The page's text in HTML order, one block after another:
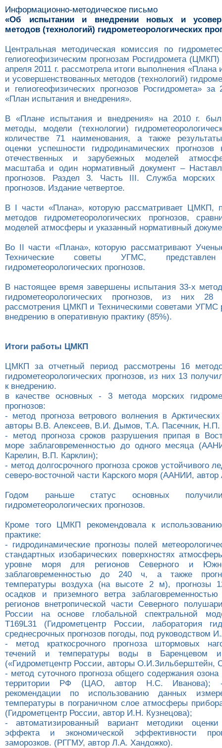
Информационно-методическое письмо
«Об испытании и внедрении новых и
методов (технологий) гидрометеорологических
Центральная методическая комиссия по
гелиогеофизическим прогнозам Росгидромета
апреля 2011 г. рассмотрела итоги выполнения «Плана
и усовершенствованных методов (технологий)
и гелиогеофизических прогнозов Росгидромета»
«План испытания и внедрения».
В «Плане испытания и внедрения» на 2010 г.
методы, модели (технологии)
количестве 71 наименования, а также
оценки успешности гидродинамических
отечественных и зарубежных моделей
масштаба и один нормативный документ –
прогнозов. Раздел 3. Часть III. Служба морских
прогнозов. Издание четвертое.
В I части «Плана», которую рассматривает ЦМКП,
методов гидрометеорологических прогнозов,
моделей атмосферы и указанный нормативный
Во II части «Плана», которую рассматривают
Технические советы УГМС,
гидрометеорологических прогнозов.
В настоящее время завершены испытания 33-х
гидрометеорологических прогнозов, из них 28
рассмотрения ЦМКП и Техническими советами УГМС
внедрению в оперативную практику (85%).
Итоги работы ЦМКП
ЦМКП за отчетный период рассмотрены 16
гидрометеорологических прогнозов, из них 13
к внедрению.
в качестве основных - 3 метода морских
прогнозов:
- метод прогноза ветрового волнения в
авторы В.В. Алексеев, В.И. Дымов, Т.А. Пасечник, Н.П.
- метод прогноза сроков разрушения припая в
море заблаговременностью до одного месяца
Карелин, В.П. Карклин);
- метод долгосрочного прогноза сроков устойчивого
северо-восточной части Карского моря (ААНИИ, автор
Годом раньше статус основных
гидрометеорологических прогнозов.
Кроме того ЦМКП рекомендовала к
практике:
- гидродинамические прогнозы полей
стандартных изобарических поверхностях
уровне моря для регионов Северного и
заблаговременностью до 240 ч, а также
температуры воздуха (на высоте 2 м), прогнозы
осадков и приземного ветра
регионов внетропической части Северного
России на основе глобальной спектральной
T169L31 (Гидрометцентр России, лаборатория
среднесрочных прогнозов погоды, под руководством
- метод краткосрочного прогноза штормовых
течений и температуры воды в Баренцевом
(«Гидрометцентр России, авторы О.И.Зильберштейн,
- метод суточного прогноза общего содержания
территории РФ (ЦАО, автор Н.С. Иванова); -
рекомендации по использованию данных
температуры в пограничном слое атмосферы
(Гидрометцентр России, автор И.Н. Кузнецова);
- автоматизированный вариант методики оценки
эффекта и экономической эффективности
заморозков. (РГГМУ, автор Л.А. Хандожко).